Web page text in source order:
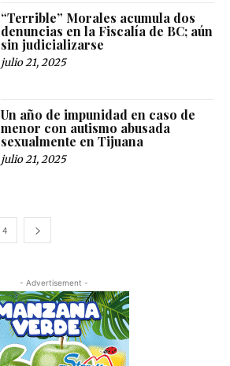
“Terrible” Morales acumula dos
denuncias en la Fiscalía de BC; aún
sin judicializarse
julio 21, 2025
Un año de impunidad en caso de
menor con autismo abusada
sexualmente en Tijuana
julio 21, 2025
4
- Advertisement -